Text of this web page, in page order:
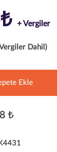
+ Vergiler
Dahil)
Ekle
₺